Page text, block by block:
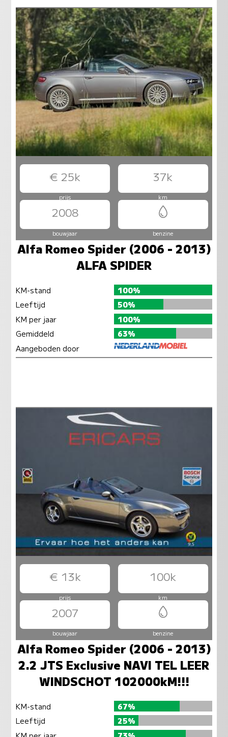
€ 25k 37k
prijs km
2008
bouwjaar benzine
Alfa Romeo Spider (2006 - 2013)
ALFA SPIDER
KM-stand
100%
Leeftijd
50%
KM per jaar
100%
Gemiddeld
63%
Aangeboden door
€ 13k 100k
prijs km
2007
bouwjaar benzine
Alfa Romeo Spider (2006 - 2013)
2.2 JTS Exclusive NAVI TEL LEER
WINDSCHOT 102000kM!!!
KM-stand
67%
Leeftijd
25%